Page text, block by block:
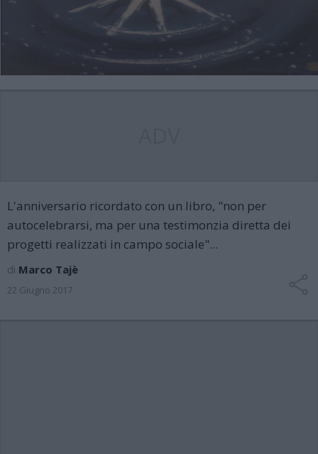
L'anniversario ricordato con un libro, "non per
autocelebrarsi, ma per una testimonzia diretta dei
progetti realizzati in campo sociale"...
di Marco Tajè
22 Giugno 2017